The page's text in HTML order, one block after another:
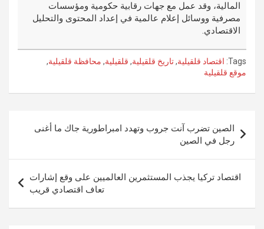
المالية، وقد عمل مع جهات رقابية حكومية ومؤسسات
مصرفية ووسائل إعلام عالمية في إعداد المحتوى والتحليل
الاقتصادي.
Tags: اقتصاد قلقيلية,تاريخ قلقيلية, قلقيلية, محافظة قلقيلية,
موقع قلقيلية
المقالات
الصين تضرب آنت جروب وتهدد امبراطورية جاك ما أغنى
رجل في الصين
اقتصاد تركيا يجذب المستثمرين العالميين على وقع إشارات
تعاف اقتصادي قريب